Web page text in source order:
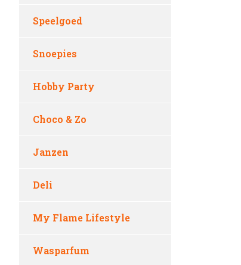
Speelgoed
Snoepies
Hobby Party
Choco & Zo
Janzen
Deli
My Flame Lifestyle
Wasparfum